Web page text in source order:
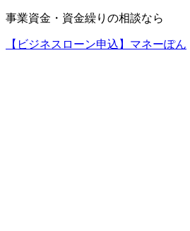
事業資金・資金繰りの相談なら
【ビジネスローン申込】マネーぽん